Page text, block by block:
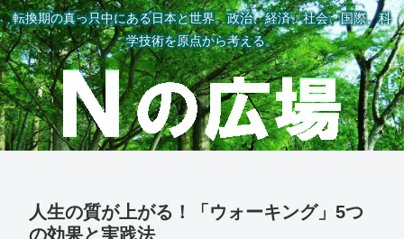
転換期の真っ只中にある日本と世界。政治、経済、社会、国際、科
学技術を原点から考える。
人生の質が上がる！「ウォーキング」5つ
の効果と実践法